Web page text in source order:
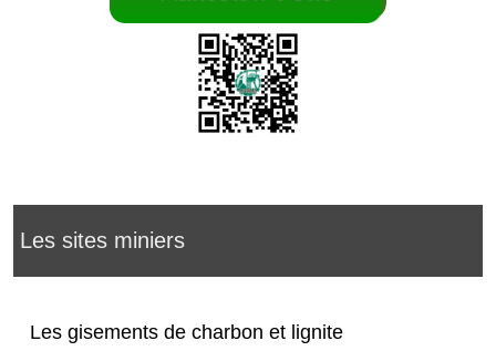
Les sites miniers
Les gisements de charbon et lignite